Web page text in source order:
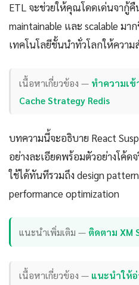
ETL จะช่วยให้คุณโดดเด่นจากู้
maintainable และ scalable ม
เทคโนโลยีชั้นนำทั่วโลกให้ควา
เนื้อหาเกี่ยวข้อง — ทำความเข้
Cache Strategy Redis
บทความนี้จะอธิบาย React
อย่างละเอียดพร้อมตัวอย่างโค้
ใช้ได้ทันทีรวมถึง design
performance optimization
แนะนำเพิ่มเติม — ติดตาม XM
เนื้อหาเกี่ยวข้อง — แนะนำให้อ่